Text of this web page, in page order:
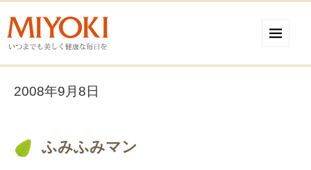
2008年9月8日
ふみふみマン